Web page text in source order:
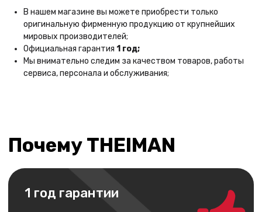
В нашем магазине вы можете приобрести только
оригинальную фирменную продукцию от крупнейших
мировых производителей;
Официальная гарантия 1 год;
Мы внимательно следим за качеством товаров, работы
сервиса, персонала и обслуживания;
Каталог Покупателям
iPhone
Сервис
Трейд-ин
программа
Яндекс
Игровые консоли
Колонки
Аксессуары